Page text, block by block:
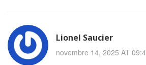
Lionel Saucier
novembre 14, 2025 AT